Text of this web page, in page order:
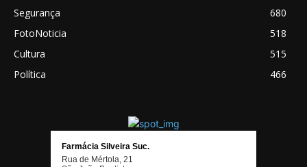
Segurança
680
FotoNoticia
518
Cultura
515
Política
466